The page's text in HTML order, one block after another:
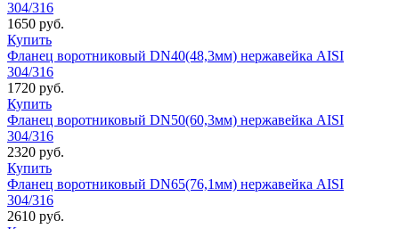
304/316
1650 руб.
Купить
Фланец воротниковый DN40(48,3мм) нержавейка AISI
304/316
1720 руб.
Купить
Фланец воротниковый DN50(60,3мм) нержавейка AISI
304/316
2320 руб.
Купить
Фланец воротниковый DN65(76,1мм) нержавейка AISI
304/316
2610 руб.